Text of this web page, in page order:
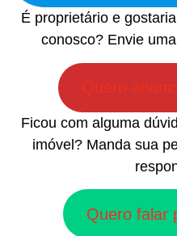
É proprietário e
conosco? Envie
Quero
Ficou com alguma
imóvel? Manda sua
Quero falar